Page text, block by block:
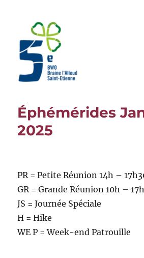
Éphémérides
2025
PR = Petite Réunion 14h –
GR = Grande Réunion 10h –
JS = Journée Spéciale
H = Hike
WE P = Week-end Patrouille